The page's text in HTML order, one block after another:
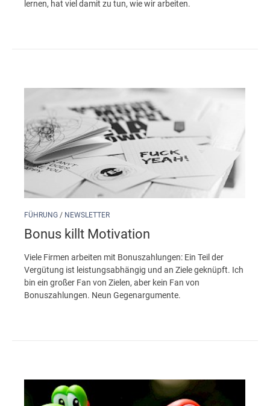
lernen, hat viel damit zu tun, wie wir arbeiten.
FÜHRUNG / NEWSLETTER
Bonus killt Motivation
Viele Firmen arbeiten mit Bonuszahlungen: Ein Teil der
Vergütung ist leistungsabhängig und an Ziele geknüpft. Ich
bin ein großer Fan von Zielen, aber kein Fan von
Bonuszahlungen. Neun Gegenargumente.